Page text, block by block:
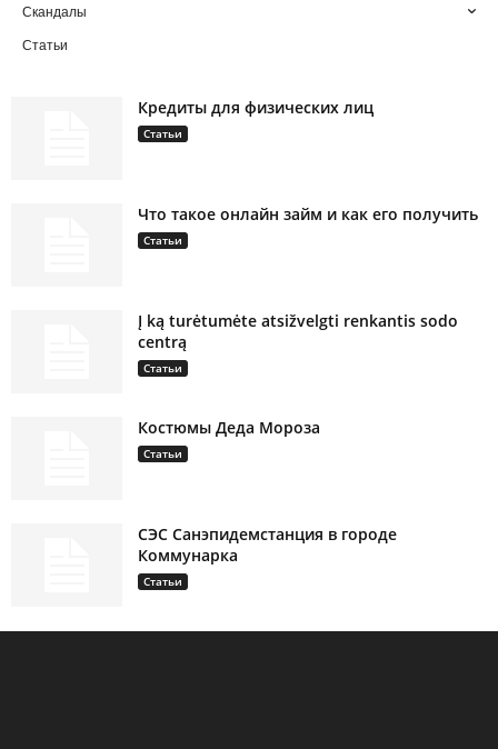
Скандалы
Статьи
Кредиты для физических лиц
Статьи
Что такое онлайн займ и как его получить
Статьи
Į ką turėtumėte atsižvelgti renkantis sodo
centrą
Статьи
Костюмы Деда Мороза
Статьи
СЭС Санэпидемстанция в городе
Коммунарка
Статьи